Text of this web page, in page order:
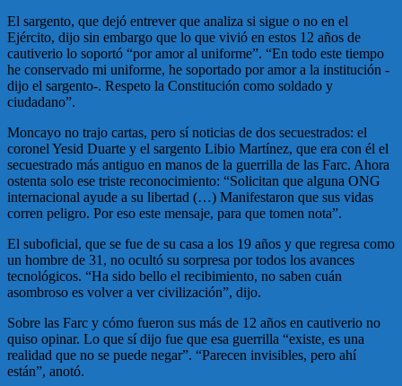
El sargento, que dejó entrever que analiza si sigue o no en el
Ejército, dijo sin embargo que lo que vivió en estos 12 años de
cautiverio lo soportó “por amor al uniforme”. “En todo este tiempo
he conservado mi uniforme, he soportado por amor a la institución -
dijo el sargento-. Respeto la Constitución como soldado y
ciudadano”.
Moncayo no trajo cartas, pero sí noticias de dos secuestrados: el
coronel Yesid Duarte y el sargento Libio Martínez, que era con él el
secuestrado más antiguo en manos de la guerrilla de las Farc. Ahora
ostenta solo ese triste reconocimiento: “Solicitan que alguna ONG
internacional ayude a su libertad (…) Manifestaron que sus vidas
corren peligro. Por eso este mensaje, para que tomen nota”.
El suboficial, que se fue de su casa a los 19 años y que regresa como
un hombre de 31, no ocultó su sorpresa por todos los avances
tecnológicos. “Ha sido bello el recibimiento, no saben cuán
asombroso es volver a ver civilización”, dijo.
Sobre las Farc y cómo fueron sus más de 12 años en cautiverio no
quiso opinar. Lo que sí dijo fue que esa guerrilla “existe, es una
realidad que no se puede negar”. “Parecen invisibles, pero ahí
están”, anotó.